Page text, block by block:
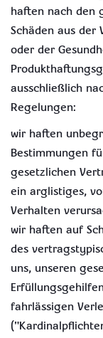
haften nach den
Schäden aus der
oder der
ausschließlich
Regelungen:
wir haften
Bestimmungen
gesetzlichen
ein arglistiges,
Verhalten
wir haften auf
des
uns, unseren
fahrlässigen